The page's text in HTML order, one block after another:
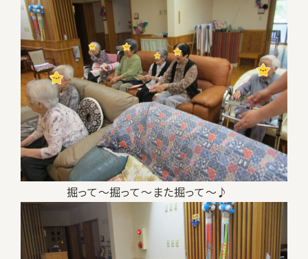
掘って～掘って～また掘って～♪